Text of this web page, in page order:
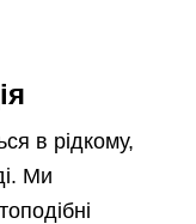
в рідкому,
Ми